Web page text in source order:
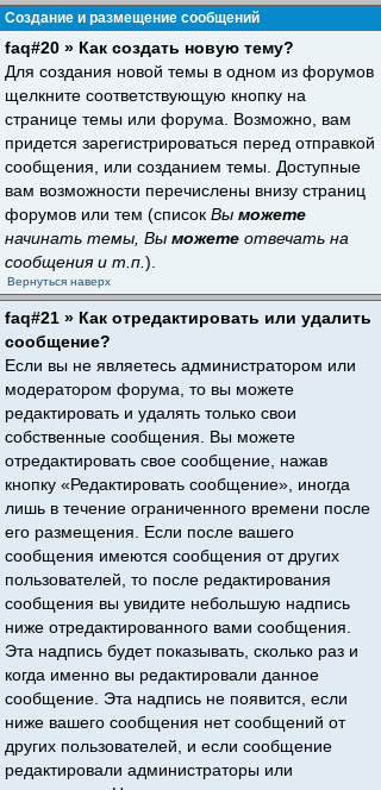
Создание и размещение сообщений
faq#20 » Как создать новую тему?
Для создания новой темы в одном из форумов
щелкните соответствующую кнопку на
странице темы или форума. Возможно, вам
придется зарегистрироваться перед отправкой
сообщения, или созданием темы. Доступные
вам возможности перечислены внизу страниц
форумов или тем (список Вы можете
начинать темы, Вы можете отвечать на
сообщения и т.п. ).
Вернуться наверх
faq#21 » Как отредактировать или удалить
сообщение?
Если вы не являетесь администратором или
модератором форума, то вы можете
редактировать и удалять только свои
собственные сообщения. Вы можете
отредактировать свое сообщение, нажав
кнопку «Редактировать сообщение», иногда
лишь в течение ограниченного времени после
его размещения. Если после вашего
сообщения имеются сообщения от других
пользователей, то после редактирования
сообщения вы увидите небольшую надпись
ниже отредактированного вами сообщения.
Эта надпись будет показывать, сколько раз и
когда именно вы редактировали данное
сообщение. Эта надпись не появится, если
ниже вашего сообщения нет сообщений от
других пользователей, и если сообщение
редактировали администраторы или